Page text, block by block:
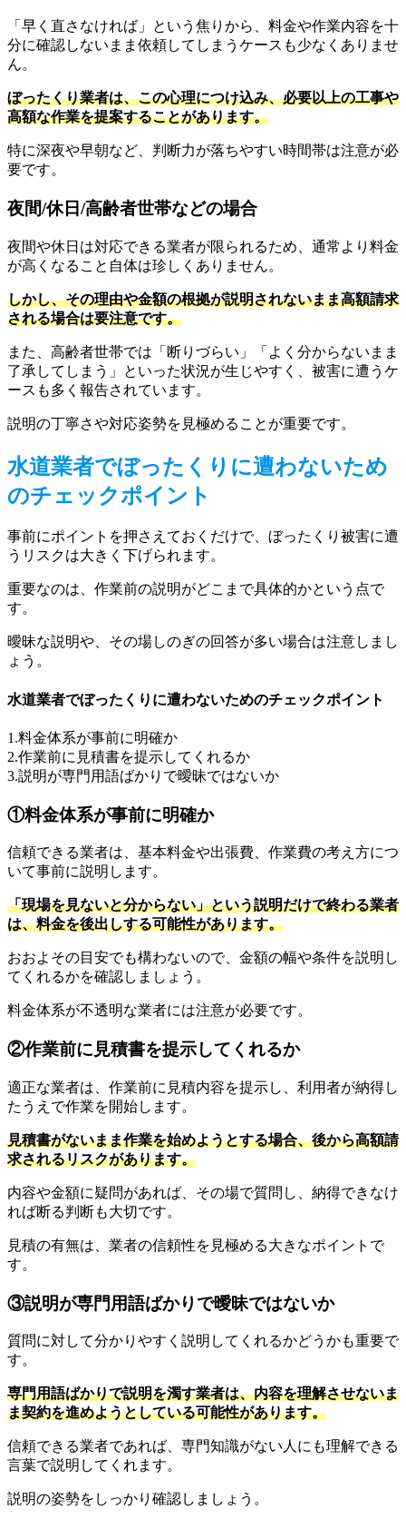
「早く直さなければ」という焦りから、料金や作業内容を十
分に確認しないまま依頼してしまうケースも少なくありませ
ん。
ぼったくり業者は、この心理につけ込み、必要以上の工事や
高額な作業を提案することがあります。
特に深夜や早朝など、判断力が落ちやすい時間帯は注意が必
要です。
夜間/休日/高齢者世帯などの場合
夜間や休日は対応できる業者が限られるため、通常より料金
が高くなること自体は珍しくありません。
しかし、その理由や金額の根拠が説明されないまま高額請求
される場合は要注意です。
また、高齢者世帯では「断りづらい」「よく分からないまま
了承してしまう」といった状況が生じやすく、被害に遭うケ
ースも多く報告されています。
説明の丁寧さや対応姿勢を見極めることが重要です。
水道業者でぼったくりに遭わないため
のチェックポイント
事前にポイントを押さえておくだけで、ぼったくり被害に遭
うリスクは大きく下げられます。
重要なのは、作業前の説明がどこまで具体的かという点で
す。
曖昧な説明や、その場しのぎの回答が多い場合は注意しまし
ょう。
水道業者でぼったくりに遭わないためのチェックポイント
1.料金体系が事前に明確か
2.作業前に見積書を提示してくれるか
3.説明が専門用語ばかりで曖昧ではないか
①料金体系が事前に明確か
信頼できる業者は、基本料金や出張費、作業費の考え方につ
いて事前に説明します。
「現場を見ないと分からない」という説明だけで終わる業者
は、料金を後出しする可能性があります。
おおよその目安でも構わないので、金額の幅や条件を説明し
てくれるかを確認しましょう。
料金体系が不透明な業者には注意が必要です。
②作業前に見積書を提示してくれるか
適正な業者は、作業前に見積内容を提示し、利用者が納得し
たうえで作業を開始します。
見積書がないまま作業を始めようとする場合、後から高額請
求されるリスクがあります。
内容や金額に疑問があれば、その場で質問し、納得できなけ
れば断る判断も大切です。
見積の有無は、業者の信頼性を見極める大きなポイントで
す。
③説明が専門用語ばかりで曖昧ではないか
質問に対して分かりやすく説明してくれるかどうかも重要で
す。
専門用語ばかりで説明を濁す業者は、内容を理解させないま
ま契約を進めようとしている可能性があります。
信頼できる業者であれば、専門知識がない人にも理解できる
言葉で説明してくれます。
説明の姿勢をしっかり確認しましょう。